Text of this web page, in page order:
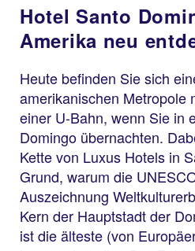
Hotel Santo
Amerika neu
Heute befinden Sie sich
amerikanischen Metropole
einer U-Bahn, wenn Sie in
Domingo übernachten.
Kette von Luxus Hotels in
Grund, warum die
Auszeichnung
Kern der Hauptstadt der
ist die älteste (von